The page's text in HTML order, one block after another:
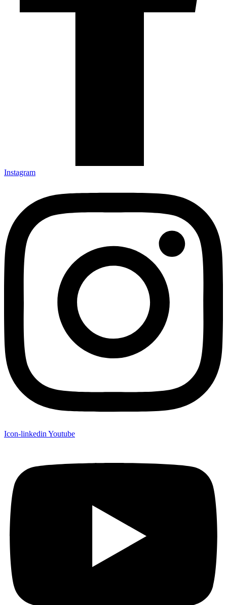
Instagram
Icon-linkedin Youtube